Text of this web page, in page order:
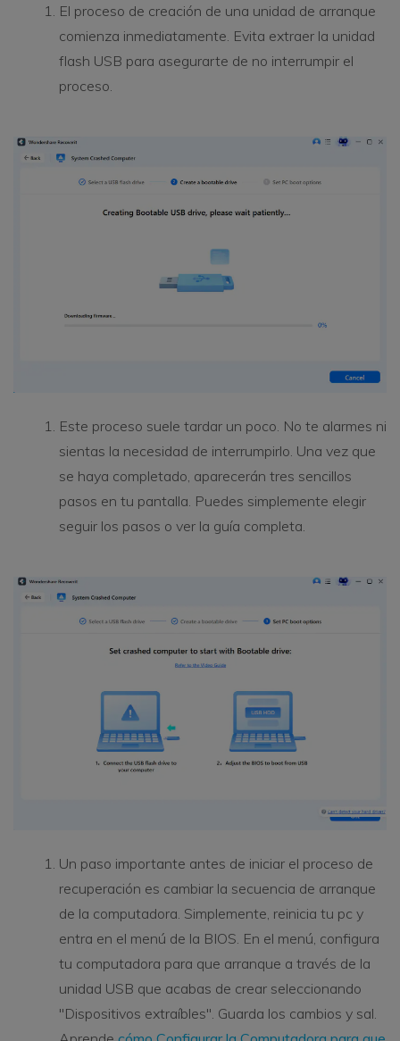
El proceso de creación de una unidad de arranque
comienza inmediatamente. Evita extraer la unidad
flash USB para asegurarte de no interrumpir el
proceso.
Este proceso suele tardar un poco. No te alarmes ni
sientas la necesidad de interrumpirlo. Una vez que
se haya completado, aparecerán tres sencillos
pasos en tu pantalla. Puedes simplemente elegir
seguir los pasos o ver la guía completa.
Un paso importante antes de iniciar el proceso de
recuperación es cambiar la secuencia de arranque
de la computadora. Simplemente, reinicia tu pc y
entra en el menú de la BIOS. En el menú, configura
tu computadora para que arranque a través de la
unidad USB que acabas de crear seleccionando
"Dispositivos extraíbles". Guarda los cambios y sal.